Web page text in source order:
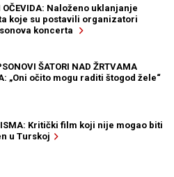
OČEVIDA: Naloženo uklanjanje
koje su postavili organizatori
koncerta
ŠATORI NAD ŽRTVAMA
„Oni očito mogu raditi štogod žele“
Kritički film koji nije mogao biti
u Turskoj